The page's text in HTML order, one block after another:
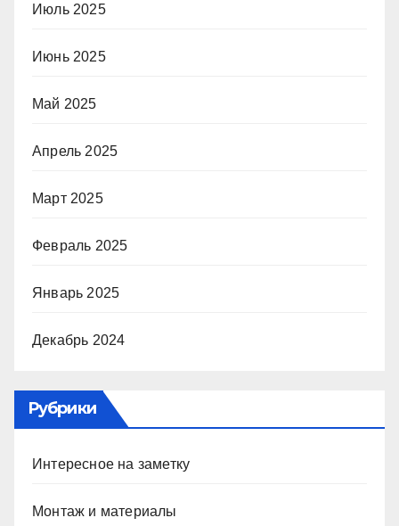
Июль 2025
Июнь 2025
Май 2025
Апрель 2025
Март 2025
Февраль 2025
Январь 2025
Декабрь 2024
Рубрики
Интересное на заметку
Монтаж и материалы